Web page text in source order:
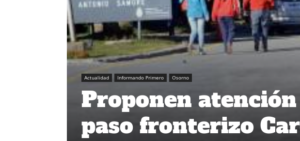
Actualidad Informando Primero Osorno
Proponen
paso fronterizo